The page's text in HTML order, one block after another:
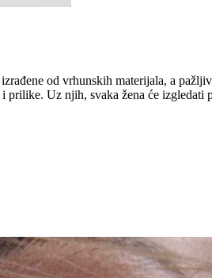
od vrhunskih materijala, a
Uz njih, svaka žena će izgledati